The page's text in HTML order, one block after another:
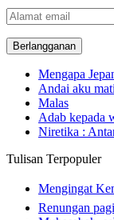
Alamat
email
Mengapa
Andai aku
Malas
Adab kepada
Niretika :
Tulisan Terpopuler
Mengingat
Renungan